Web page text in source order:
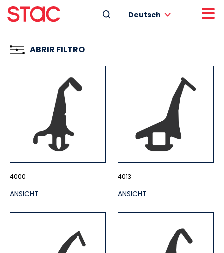
Deutsch
ABRIR FILTRO
4000
ANSICHT
4013
ANSICHT